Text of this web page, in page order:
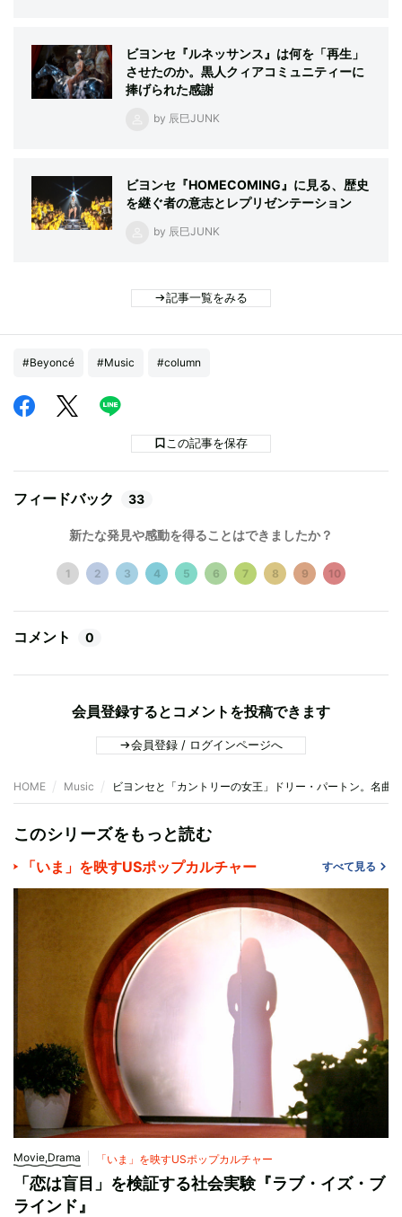
ビヨンセ『ルネッサンス』は何を「再生」
させたのか。黒人クィアコミュニティーに
捧げられた感謝
by 辰巳JUNK
ビヨンセ『HOMECOMING』に見る、歴史
を継ぐ者の意志とレプリゼンテーション
by 辰巳JUNK
記事一覧をみる
#Beyoncé #Music #column
この記事を保存
フィードバック 33
新たな発見や感動を得ることはできましたか？
1 2 3 4 5 6 7 8 9 10
コメント 0
会員登録するとコメントを投稿できます
会員登録 / ログインページへ
HOME Music ビヨンセと「カントリーの女王」ドリー・パートン。名曲
このシリーズをもっと読む
「いま」を映すUSポップカルチャー すべて見る
Movie,Drama 「いま」を映すUSポップカルチャー
「恋は盲目」を検証する社会実験『ラブ・イズ・ブ
ラインド』